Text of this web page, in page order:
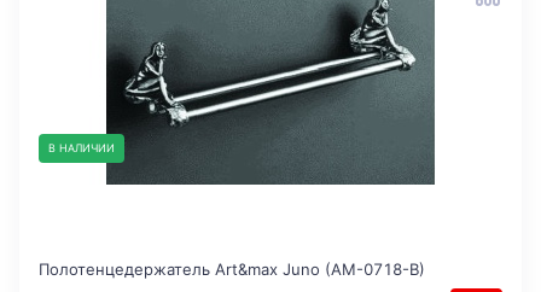
В НАЛИЧИИ
Полотенцедержатель Art&max Juno (AM-0718-B)